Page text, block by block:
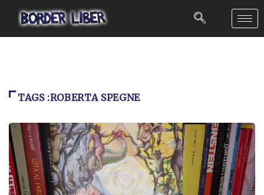
TAGS :ROBERTA SPEGNE